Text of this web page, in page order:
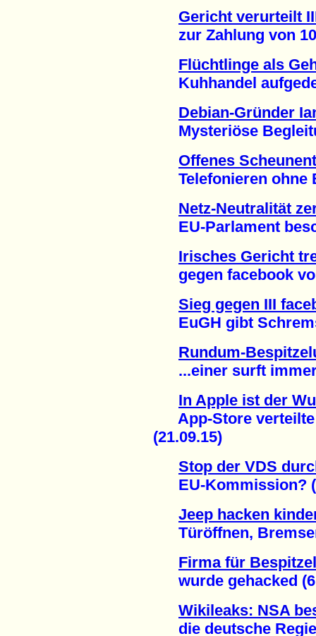
Gericht verurteilt
zur Zahlung von
Flüchtlinge als
Kuhhandel
Debian-Gründer
Mysteriöse
Offenes
Telefonieren ohne
Netz-Neutralität
EU-Parlament
Irisches Gericht
gegen facebook
Sieg gegen III
EuGH gibt
Rundum-
...einer surft immer
In Apple ist der
App-Store verteilte
(21.09.15)
Stop der VDS
EU-Kommission?
Jeep hacken
Türöffnen,
Firma für
wurde gehacked
Wikileaks: NSA
die deutsche